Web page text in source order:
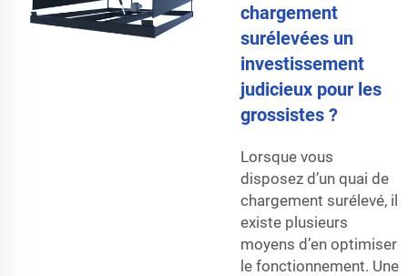
chargement
surélevées un
investissement
judicieux pour les
grossistes ?
Lorsque vous
disposez d’un quai de
chargement surélevé, il
existe plusieurs
moyens d’en optimiser
le fonctionnement. Une